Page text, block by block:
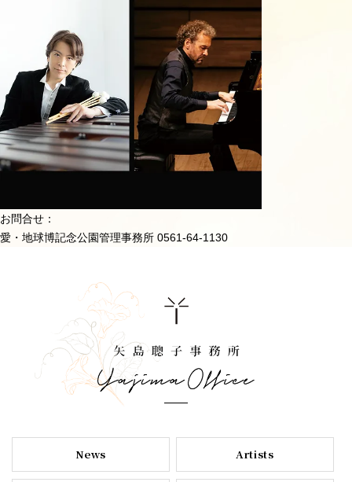
お問合せ：
愛・地球博記念公園管理事務所 0561-64-1130
News Artists